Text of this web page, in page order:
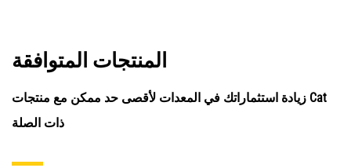
المنتجات المتوافقة
زيادة استثماراتك في المعدات لأقصى حد ممكن مع منتجات Cat
ذات الصلة